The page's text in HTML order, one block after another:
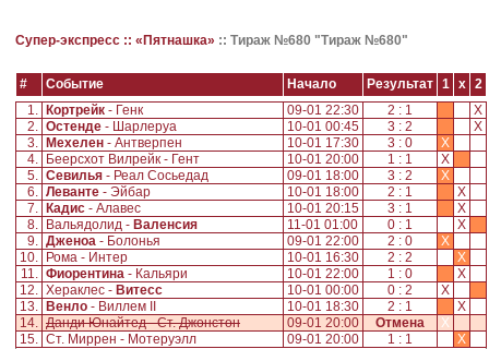
Супер-экспресс :: «Пятнашка» :: Тираж №680 "Тираж №680"
# Событие Начало Результат 1 x
2
1.
Кортрейк - Генк 09-01 22:30 2 : 1
X
2. Остенде - Шарлеруа 10-01 00:45 3 : 2
X
3.
Мехелен - Антверпен 10-01 17:30 3 : 0
X
4.
Беерсхот Вилрейк - Гент 10-01 20:00 1 : 1
X
5. Севилья - Реал Сосьедад 09-01 18:00 3 : 2
X
6. Леванте - Эйбар 10-01 18:00 2 : 1
X
7.
Кадис - Алавес 10-01 20:15 3 : 1
X
8.
Вальядолид - Валенсия 11-01 01:00 0 : 1
X
9. Дженоа - Болонья 09-01 22:00 2 : 0
X
10.
Рома - Интер 10-01 16:30 2 : 2
X
11. Фиорентина - Кальяри 10-01 22:00 1 : 0
X
12. Хераклес - Витесс 10-01 00:00 0 : 2
X
13.
Венло - Виллем II 10-01 18:30 2 : 1
X
14. Данди Юнайтед - Ст. Джонстон 09-01 20:00 Отмена
X
15. Ст. Миррен - Мотеруэлл 09-01 20:00 1 : 1
X